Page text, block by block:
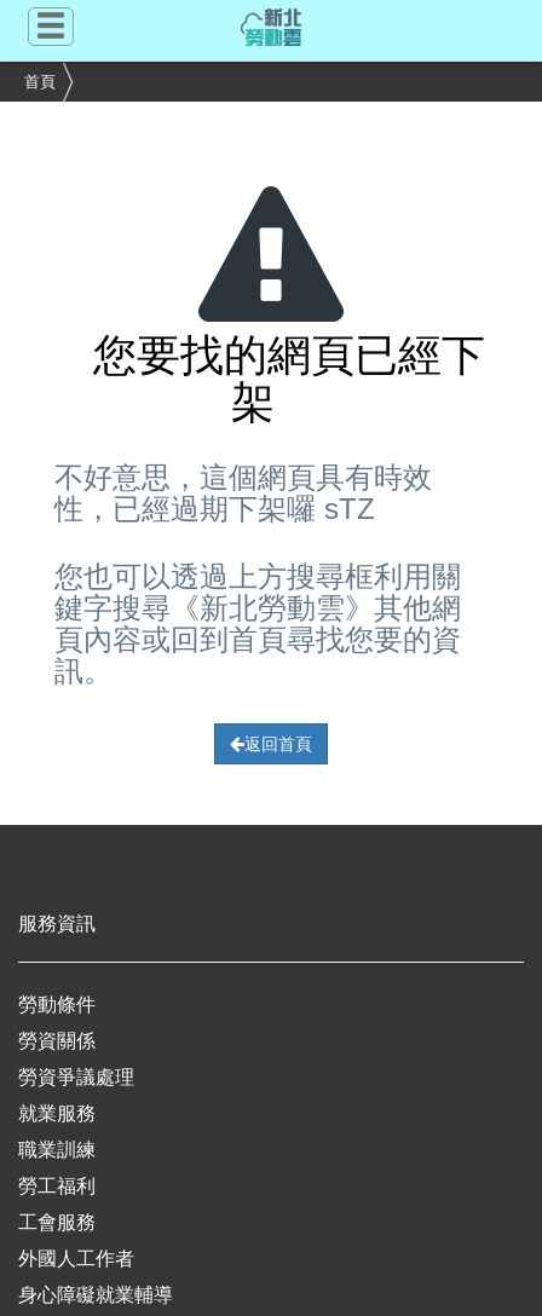
要
首頁
您要找的網頁已經下
架
不好意思，這個網頁具有時效
性，已經過期下架囉 sTZ
您也可以透過上方搜尋框利用關
鍵字搜尋《新北勞動雲》其他網
頁內容或回到首頁尋找您要的資
訊。
返回首頁
服務資訊
勞動條件
勞資關係
勞資爭議處理
就業服務
職業訓練
勞工福利
工會服務
外國人工作者
身心障礙就業輔導